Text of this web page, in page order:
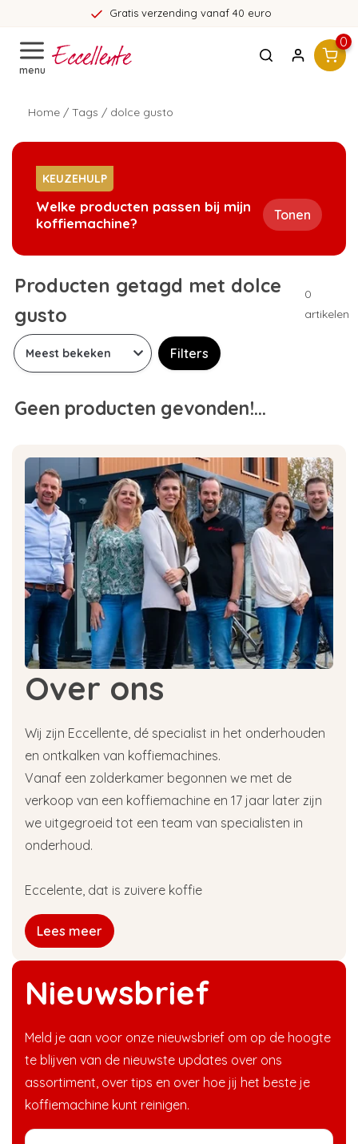
Gratis verzending vanaf 40 euro
menu
0
Home / Tags / dolce gusto
KEUZEHULP
Welke producten passen bij mijn
koffiemachine?
Tonen
Producten getagd met dolce
gusto
0
artikelen
Filters
Geen producten gevonden!...
Nieuwsbrief
Meld je aan voor onze nieuwsbrief om op de hoogte
te blijven van de nieuwste updates over ons
assortiment, over tips en over hoe jij het beste je
koffiemachine kunt reinigen.
Over ons
Wij zijn Eccellente, dé specialist in het onderhouden
en ontkalken van koffiemachines.
Vanaf een zolderkamer begonnen we met de
verkoop van een koffiemachine en 17 jaar later zijn
we uitgegroeid tot een team van specialisten in
onderhoud.
Eccelente, dat is zuivere koffie
Lees meer